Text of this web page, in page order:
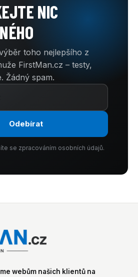
NIC
toho nejlepšího z
FirstMan.cz – testy,
Žádný spam.
Odebírat
se zpracováním osobních údajů.
webům našich klientů na